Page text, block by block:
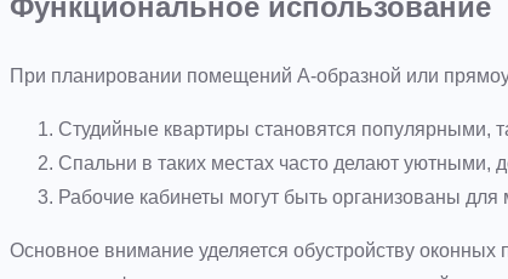
При планировании помещений А-образной или
Студийные квартиры становятся популярными,
Спальни в таких местах часто делают уютными,
Рабочие кабинеты могут быть организованы для
Основное внимание уделяется обустройству